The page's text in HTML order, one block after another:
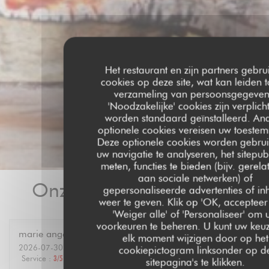
Het restaurant en zijn partners
cookies op deze site, wat kan leiden
verzameling van
'Noodzakelijke' cookies zijn
worden standaard geïnstalleerd.
optionele cookies vereisen uw
Deze optionele cookies worden
uw navigatie te analyseren, het
meten, functies te bieden (bijv.
aan sociale netwerken) of
gepersonaliseerde advertenties of
weer te geven. Klik op 'OK,
'Weiger alle' of 'Personaliseer' om
voorkeuren te beheren. U kunt uw
elk moment wijzigen door op het
cookiepictogram linksonder op
sitepagina's te klikken.
Onze gastbeoordelingen
marie ange
2026-07-30 - 12:30 - Gasten 6
Service : 3/5 : 4 Kwaliteit / Prijs : 4 /5